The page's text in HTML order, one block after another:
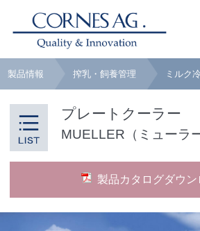
製品情報 搾乳・飼養管理 ミルク
プレートクーラー
MUELLER（ミューラ
製品カタログダウン